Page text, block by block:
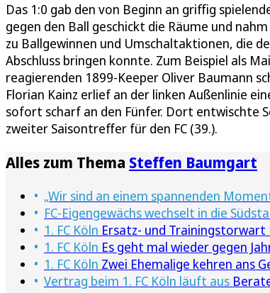
Das 1:0 gab den von Beginn an griffig
gegen den Ball geschickt die Räume und
zu Ballgewinnen und Umschaltaktionen, die
Abschluss bringen konnte. Zum Beispiel als
reagierenden 1899-Keeper Oliver Baumann
Florian Kainz erlief an der linken Außenlinie
sofort scharf an den Fünfer. Dort entwischte
zweiter Saisontreffer für den FC (39.).
Alles zum Thema Steffen Baumgart
„Wir sind an einem spannenden
FC-Eigengewächs wechselt in die
1. FC Köln Ersatz- und
1. FC Köln Es geht mal wieder gegen
1. FC Köln Zwei Ehemalige kehren ans
Vertrag beim 1. FC Köln läuft aus